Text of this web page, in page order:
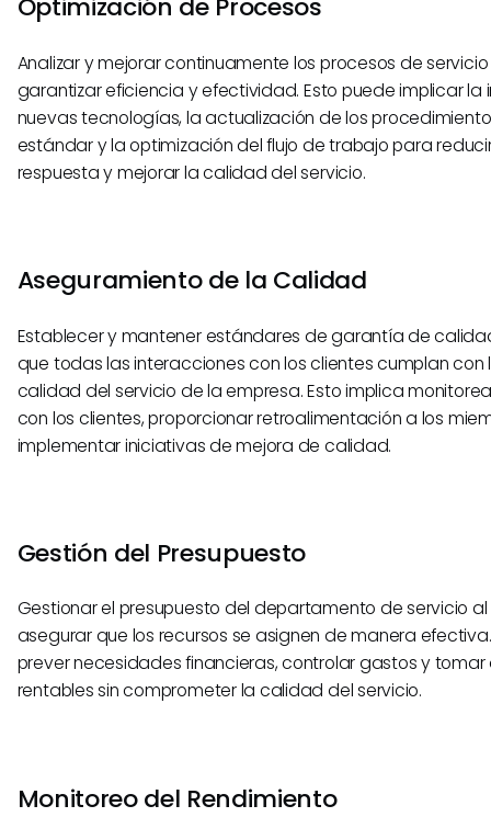
Optimización de Procesos
Analizar y mejorar continuamente los procesos de
garantizar eficiencia y efectividad. Esto puede implicar
nuevas tecnologías, la actualización de los
estándar y la optimización del flujo de trabajo para
respuesta y mejorar la calidad del servicio.
Aseguramiento de la Calidad
Establecer y mantener estándares de garantía de
que todas las interacciones con los clientes cumplan con
calidad del servicio de la empresa. Esto implica
con los clientes, proporcionar retroalimentación a los
implementar iniciativas de mejora de calidad.
Gestión del Presupuesto
Gestionar el presupuesto del departamento de servicio
asegurar que los recursos se asignen de manera
prever necesidades financieras, controlar gastos y tomar
rentables sin comprometer la calidad del servicio.
Monitoreo del Rendimiento